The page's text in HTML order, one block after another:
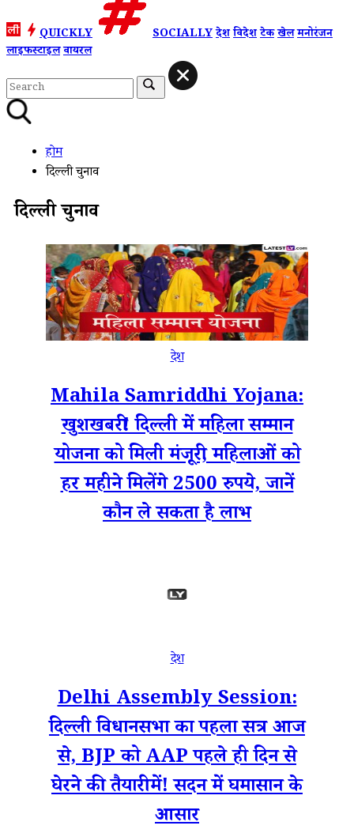
QUICKLY SOCIALLYदेशविदेशटेकखेलमनोरंजन
लाइफस्टाइलवायरल
होम
दिल्ली चुनाव
दिल्ली चुनाव
देश
Mahila Samriddhi Yojana:
खुशखबरी! दिल्‍ली में महिला सम्‍मान
योजना को मिली मंजूरी, महिलाओं को
हर महीने मिलेंगे 2500 रुपये, जानें
कौन ले सकता है लाभ
देश
Delhi Assembly Session:
दिल्ली विधानसभा का पहला सत्र आज
से, BJP को AAP पहले ही दिन से
घेरने की तैयारी में! सदन में घमासान के
आसार